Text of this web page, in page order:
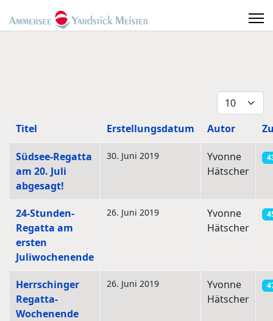
Anzeige #
Titel Erstellungsdatum Autor
Südsee-Regatta
am 20. Juli
abgesagt!
30. Juni 2019
Yvonne
Hätscher
24-Stunden-
Regatta am
ersten
Juliwochenende
26. Juni 2019
Yvonne
Hätscher
Herrschinger
Regatta-
Wochenende
26. Juni 2019
Yvonne
Hätscher